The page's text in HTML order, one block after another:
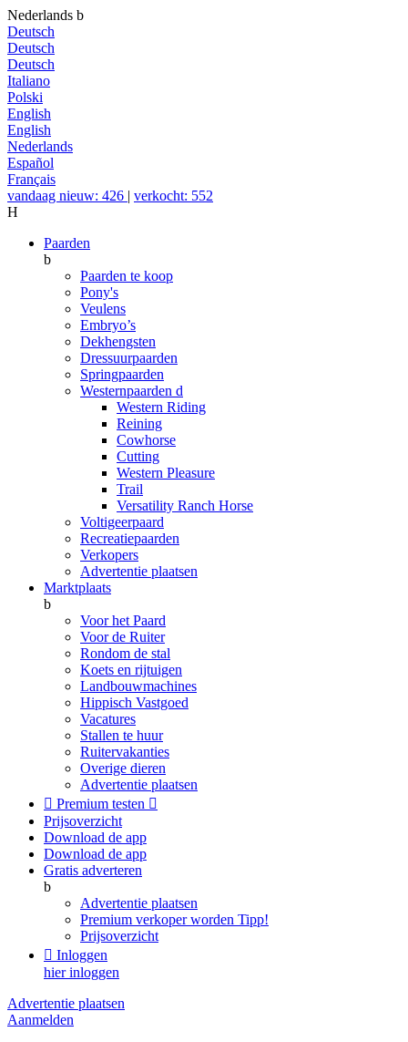
Nederlands b
Deutsch
Deutsch
Deutsch
Italiano
Polski
English
English
Nederlands
Español
Français
vandaag nieuw: 426 | verkocht: 552
H
Paarden
b
Paarden te koop
Pony's
Veulens
Embryo’s
Dekhengsten
Dressuurpaarden
Springpaarden
Westernpaarden d
Western Riding
Reining
Cowhorse
Cutting
Western Pleasure
Trail
Versatility Ranch Horse
Voltigeerpaard
Recreatiepaarden
Verkopers
Advertentie plaatsen
Marktplaats
b
Voor het Paard
Voor de Ruiter
Rondom de stal
Koets en rijtuigen
Landbouwmachines
Hippisch Vastgoed
Vacatures
Stallen te huur
Ruitervakanties
Overige dieren
Advertentie plaatsen
 Premium testen 
Prijsoverzicht
Download de app
Download de app
Gratis adverteren
b
Advertentie plaatsen
Premium verkoper worden Tipp!
Prijsoverzicht
 Inloggen
hier inloggen
Advertentie plaatsen
Aanmelden